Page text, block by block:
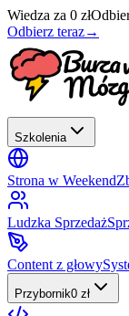
Wiedza za 0 zł
Odbierz teraz→
Szkolenia
Strona w Weekend
Ludzka Sprzedaż
Content z głowy
Przybornik0 zł